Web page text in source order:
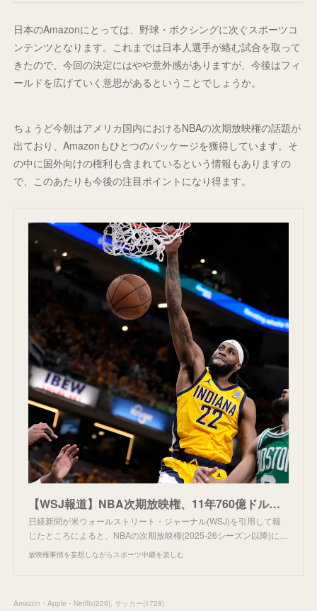
日本のAmazonにとっては、野球・ボクシングに次ぐスポーツコ
ンテンツとなります。これまでは日本人選手が絡む試合を取って
きたので、今回の決定にはやや意外感がありますが、今後はフィ
ールドを広げていく意思があるということでしょうか。
ちょうど今朝はアメリカ国内におけるNBAの次期放映権の話題が
出ており、Amazonもひとつのパッケージを獲得しています。そ
の中に国外向けの権利も含まれているという情報もありますの
で、このあたりも今後の注目ポイントになり得ます。
【WSJ報道】NBA次期放映権、11年760億ドルか。
日経新聞が米ウォールストリート・ジャーナル(WSJ)を引用して報
じたところによると、NBAの次期放映権(2025-26シーズン以降)に…
放映権事情を妄想しながらスポーツ中継を楽しむ
Amazon・Apple・Netflix(229) サッカー(1728)